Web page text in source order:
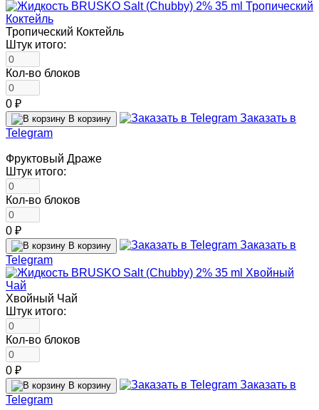
Тропический Коктейль
Штук итого:
Кол-во блоков
0 ₽
В корзину
Заказать в
Telegram
Фруктовый Драже
Штук итого:
Кол-во блоков
0 ₽
В корзину
Заказать в
Telegram
Хвойный Чай
Штук итого:
Кол-во блоков
0 ₽
В корзину
Заказать в
Telegram